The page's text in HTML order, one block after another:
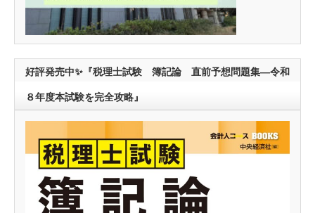
好評発売中✨『税理士試験 簿記論 直前予想問題集―令和
８年度本試験を完全攻略』